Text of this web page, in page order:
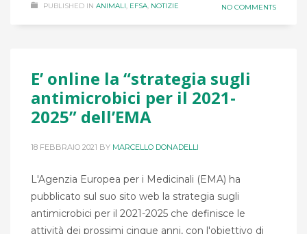
PUBLISHED IN ANIMALI, EFSA, NOTIZIE NO COMMENTS
E’ online la “strategia sugli
antimicrobici per il 2021-
2025” dell’EMA
18 FEBBRAIO 2021 BY MARCELLO DONADELLI
L'Agenzia Europea per i Medicinali (EMA) ha
pubblicato sul suo sito web la strategia sugli
antimicrobici per il 2021-2025 che definisce le
attività dei prossimi cinque anni, con l'obiettivo di